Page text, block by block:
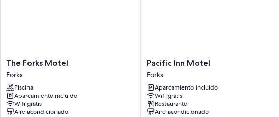
The
Forks
Motel
Forks
The Forks Motel
Forks
Piscina
Aparcamiento incluido
Wifi gratis
Aire acondicionado
Pacific
Inn
Motel
Forks
Pacific Inn Motel
Forks
Aparcamiento incluido
Wifi gratis
Restaurante
Aire acondicionado